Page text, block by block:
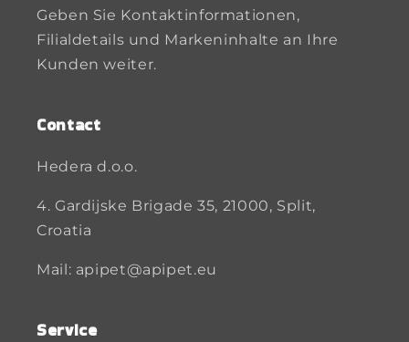
Geben Sie Kontaktinformationen,
Filialdetails und Markeninhalte an Ihre
Kunden weiter.
Contact
Hedera d.o.o.
4. Gardijske Brigade 35, 21000, Split,
Croatia
Mail: apipet@apipet.eu
Service